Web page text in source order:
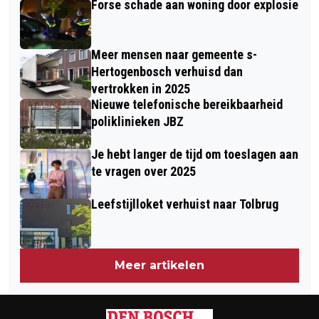
INDELING: BIJ ELKAAR EN GEZELLIG
Forse schade aan woning door explosie
Meer mensen naar gemeente s-
Hertogenbosch verhuisd dan
vertrokken in 2025
Nieuwe telefonische bereikbaarheid
poliklinieken JBZ
Je hebt langer de tijd om toeslagen aan
te vragen over 2025
Leefstijlloket verhuist naar Tolbrug
Meer artikelen